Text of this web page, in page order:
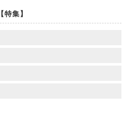
【特集】